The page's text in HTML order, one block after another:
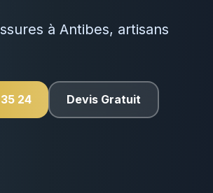
à Antibes, artisans
24 Devis Gratuit